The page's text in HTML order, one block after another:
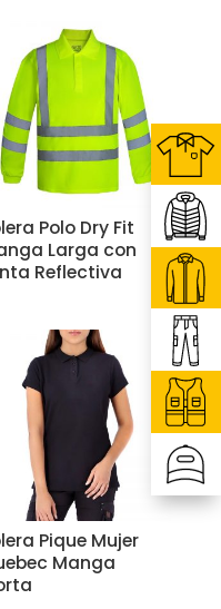
Polo Dry Fit
Larga con
Reflectiva
Pique Mujer
Manga